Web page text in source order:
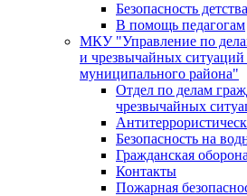
Безопасность детства
В помощь педагогам
МКУ "Управление по
и чрезвычайных
муниципального района"
Отдел по делам
чрезвычайных
Безопасность на
Гражданская оборона
Контакты
Пожарная